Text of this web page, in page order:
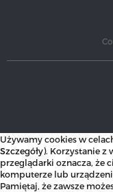
Używamy cookies w
Szczegóły). Korzystanie z
przeglądarki oznacza, że
komputerze lub
Pamiętaj, że zawsze